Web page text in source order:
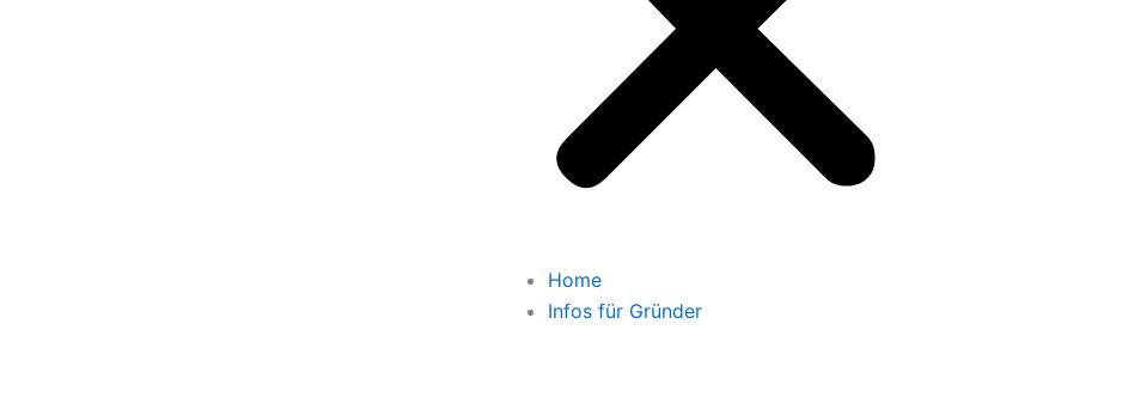
Home
Infos für Gründer